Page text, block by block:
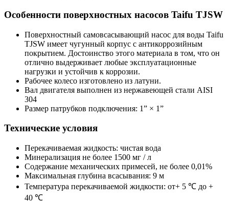
Особенности поверхностных насосов Taifu TJSW
Поверхностный самовсасывающий насос для воды Taifu
TJSW имеет чугунный корпус с антикоррозийным
покрытием. Достоинство этого материала в том, что он
отлично выдерживает любые эксплуатационные
нагрузки и устойчив к коррозии.
Рабочее колесо изготовлено из латуни.
Вал двигателя выполнен из нержавеющей стали AISI
304
Размер патрубков подключения: 1” × 1”
Технические условия
Перекачиваемая жидкость: чистая вода
Минерализация не более 1500 мг / л
Содержание механических примесей, не более 0,01%
Максимальная глубина всасывания: 9 м
Температура перекачиваемой жидкости: от+ 5 ℃ до +
40 ℃